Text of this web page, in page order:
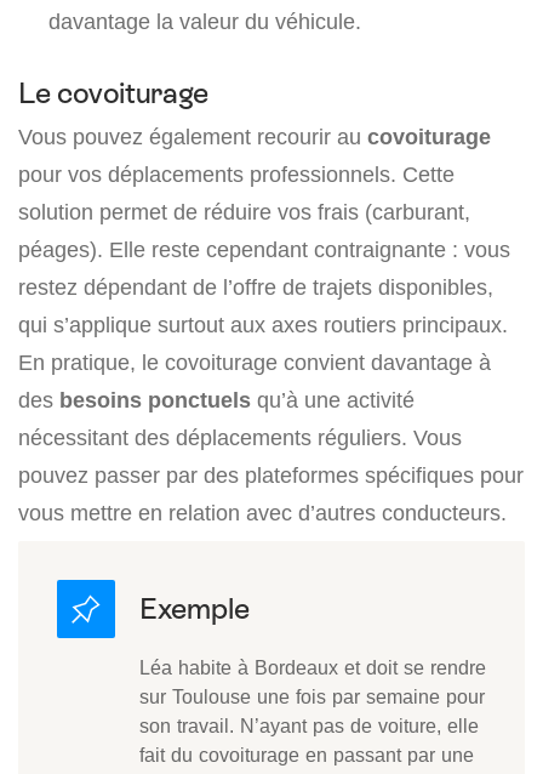
davantage la valeur du véhicule.
Le covoiturage
Vous pouvez également recourir au covoiturage
pour vos déplacements professionnels. Cette
solution permet de réduire vos frais (carburant,
péages). Elle reste cependant contraignante : vous
restez dépendant de l’offre de trajets disponibles,
qui s’applique surtout aux axes routiers principaux.
En pratique, le covoiturage convient davantage à
des besoins ponctuels qu’à une activité
nécessitant des déplacements réguliers. Vous
pouvez passer par des plateformes spécifiques pour
vous mettre en relation avec d’autres conducteurs.
Léa habite à Bordeaux et doit se rendre
sur Toulouse une fois par semaine pour
son travail. N’ayant pas de voiture, elle
fait du covoiturage en passant par une